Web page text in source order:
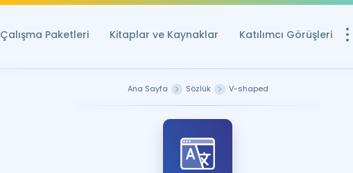
Çalışma Paketleri Kitaplar ve Kaynaklar Katılımcı Görüşleri
Ana Sayfa Sözlük V-shaped